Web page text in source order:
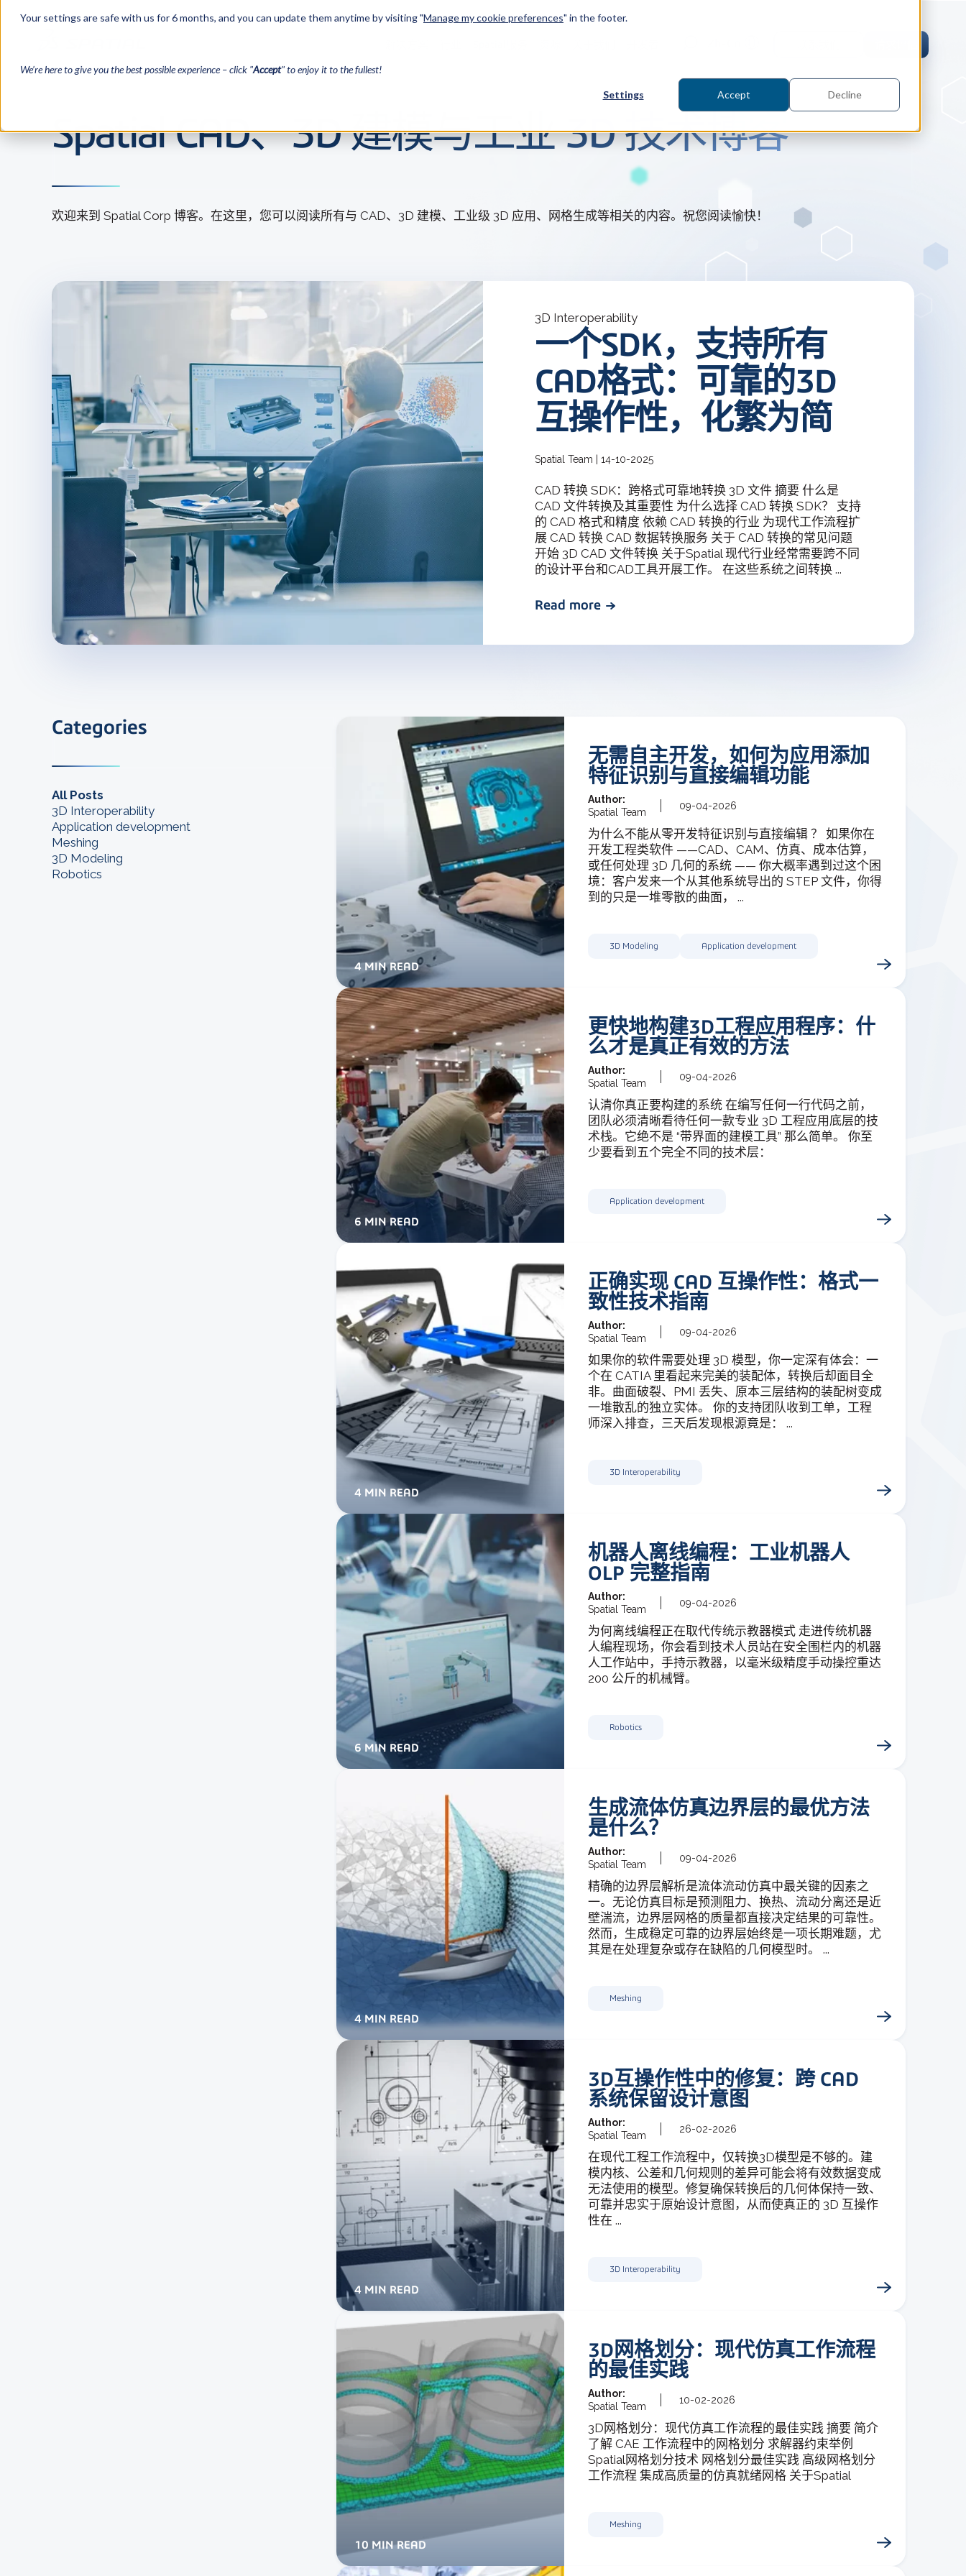
Your settings are safe with us for 6 months, and you can update them anytime by visiting "Manage my cookie preferences" in the footer.
We’re here to give you the best possible experience – click "Accept" to enjoy it to the fullest!
Settings Accept Decline
3D建模
我们新的3D建模内核
3D ACIS Modeler
我们经过验证的传统3D建模器
Constraint Design Solver
2D和3D模型的几何约束求解器
FEATURED
案例研究 / 仿真
了解 Coreform 为什么选择 Spatial 的 SDK 来
Spatial CAD、3D 建模与工业 3D 技术博客
欢迎来到 Spatial Corp 博客。在这里，您可以阅读所有与 CAD、3D 建模、工业级 3D 应用、网格生成等相关的内容。祝您阅读愉快！
3D Interoperability
一个SDK，支持所有
CAD格式：可靠的3D
互操作性，化繁为简
Spatial Team | 14-10-2025
CAD 转换 SDK：跨格式可靠地转换 3D 文件 摘要 什么是
CAD 文件转换及其重要性 为什么选择 CAD 转换 SDK？ 支持
的 CAD 格式和精度 依赖 CAD 转换的行业 为现代工作流程扩
展 CAD 转换 CAD 数据转换服务 关于 CAD 转换的常见问题
开始 3D CAD 文件转换 关于Spatial 现代行业经常需要跨不同
的设计平台和CAD工具开展工作。 在这些系统之间转换 ...
Read more
Categories
All Posts
3D Interoperability
Application development
Meshing
3D Modeling
Robotics
4 MIN READ
无需自主开发，如何为应用添加
特征识别与直接编辑功能
Author:
Spatial Team
09-04-2026
为什么不能从零开发特征识别与直接编辑 ？ 如果你在
开发工程类软件 ——CAD、CAM、仿真、成本估算，
或任何处理 3D 几何的系统 —— 你大概率遇到过这个困
境：客户发来一个从其他系统导出的 STEP 文件，你得
到的只是一堆零散的曲面， ...
3D Modeling Application development
6 MIN READ
更快地构建3D工程应用程序：什
么才是真正有效的方法
Author:
Spatial Team
09-04-2026
认清你真正要构建的系统 在编写任何一行代码之前，
团队必须清晰看待任何一款专业 3D 工程应用底层的技
术栈。它绝不是 “带界面的建模工具” 那么简单。 你至
少要看到五个完全不同的技术层：
Application development
4 MIN READ
正确实现 CAD 互操作性：格式一
致性技术指南
Author:
Spatial Team
09-04-2026
如果你的软件需要处理 3D 模型，你一定深有体会：一
个在 CATIA 里看起来完美的装配体，转换后却面目全
非。曲面破裂、PMI 丢失、原本三层结构的装配树变成
一堆散乱的独立实体。 你的支持团队收到工单，工程
师深入排查，三天后发现根源竟是： ...
3D Interoperability
6 MIN READ
机器人离线编程：工业机器人
OLP 完整指南
Author:
Spatial Team
09-04-2026
为何离线编程正在取代传统示教器模式 走进传统机器
人编程现场，你会看到技术人员站在安全围栏内的机器
人工作站中，手持示教器，以毫米级精度手动操控重达
200 公斤的机械臂。
Robotics
4 MIN READ
生成流体仿真边界层的最优方法
是什么？
Author:
Spatial Team
09-04-2026
精确的边界层解析是流体流动仿真中最关键的因素之
一。无论仿真目标是预测阻力、换热、流动分离还是近
壁湍流，边界层网格的质量都直接决定结果的可靠性。
然而，生成稳定可靠的边界层始终是一项长期难题，尤
其是在处理复杂或存在缺陷的几何模型时。 ...
Meshing
4 MIN READ
3D互操作性中的修复：跨 CAD
系统保留设计意图
Author:
Spatial Team
26-02-2026
在现代工程工作流程中，仅转换3D模型是不够的。建
模内核、公差和几何规则的差异可能会将有效数据变成
无法使用的模型。修复确保转换后的几何体保持一致、
可靠并忠实于原始设计意图，从而使真正的 3D 互操作
性在 ...
3D Interoperability
10 MIN READ
3D网格划分：现代仿真工作流程
的最佳实践
Author:
Spatial Team
10-02-2026
3D网格划分：现代仿真工作流程的最佳实践 摘要 简介
了解 CAE 工作流程中的网格划分 求解器约束举例
Spatial网格划分技术 网格划分最佳实践 高级网格划分
工作流程 集成高质量的仿真就绪网格 关于Spatial
Meshing